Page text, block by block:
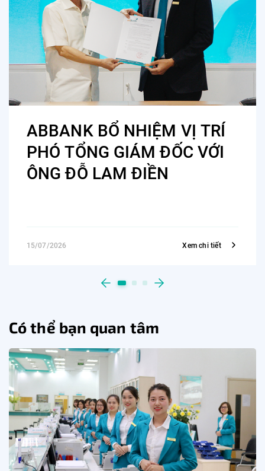
ABBANK BỔ NHIỆM VỊ TRÍ
PHÓ TỔNG GIÁM ĐỐC VỚI
ÔNG ĐỖ LAM ĐIỀN
15/07/2026 Xem chi tiết
Có thể bạn quan tâm